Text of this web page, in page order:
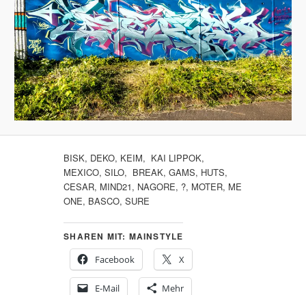
BISK, DEKO, KEIM, KAI LIPPOK,
MEXICO, SILO, BREAK, GAMS, HUTS,
CESAR, MIND21, NAGORE, ?, MOTER, ME
ONE, BASCO, SURE
SHAREN MIT: MAINSTYLE
Facebook
X
E-Mail Mehr